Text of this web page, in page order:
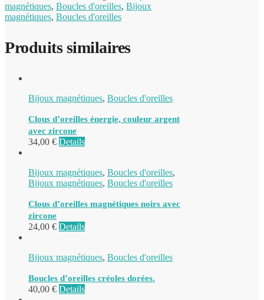
magnétiques, Boucles d'oreilles, Bijoux
magnétiques, Boucles d'oreilles
Produits similaires
Bijoux magnétiques, Boucles d'oreilles
Clous d’oreilles énergie, couleur argent
avec zircone
34,00 € Details
Bijoux magnétiques, Boucles d'oreilles,
Bijoux magnétiques, Boucles d'oreilles
Clous d’oreilles magnétiques noirs avec
zircone
24,00 € Details
Bijoux magnétiques, Boucles d'oreilles
Boucles d’oreilles créoles dorées.
40,00 € Details